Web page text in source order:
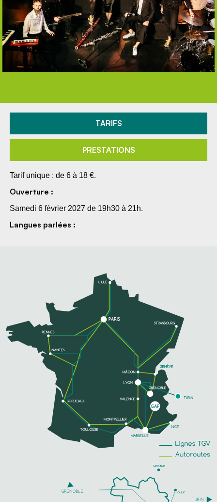
TARIFS
PRESTATIONS
Tarif unique : de 6 à 18 €.
Ouverture :
Samedi 6 février 2027 de 19h30 à 21h.
Langues parlées :